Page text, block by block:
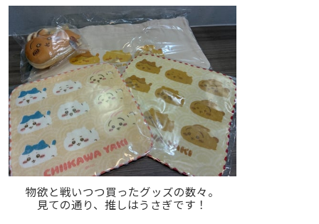
物欲と戦いつつ買ったグッズの数々。
見ての通り、推しはうさぎです！